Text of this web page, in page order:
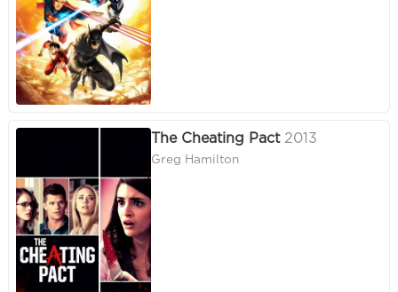
The Cheating Pact 2013
Greg Hamilton